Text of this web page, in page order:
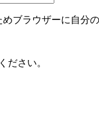
ブラウザーに自分
ださい。